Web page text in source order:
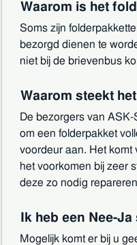
Waarom is het
Soms zijn
bezorgd dienen te
niet bij de brievenbus
Waarom steekt
De bezorgers van
om een folderpakket
voordeur aan. Het komt
het voorkomen bij zeer
deze zo nodig
Ik heb een Nee-
Mogelijk komt er bij u